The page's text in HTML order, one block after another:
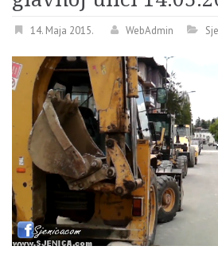
14. Maja 2015. WebAdmin